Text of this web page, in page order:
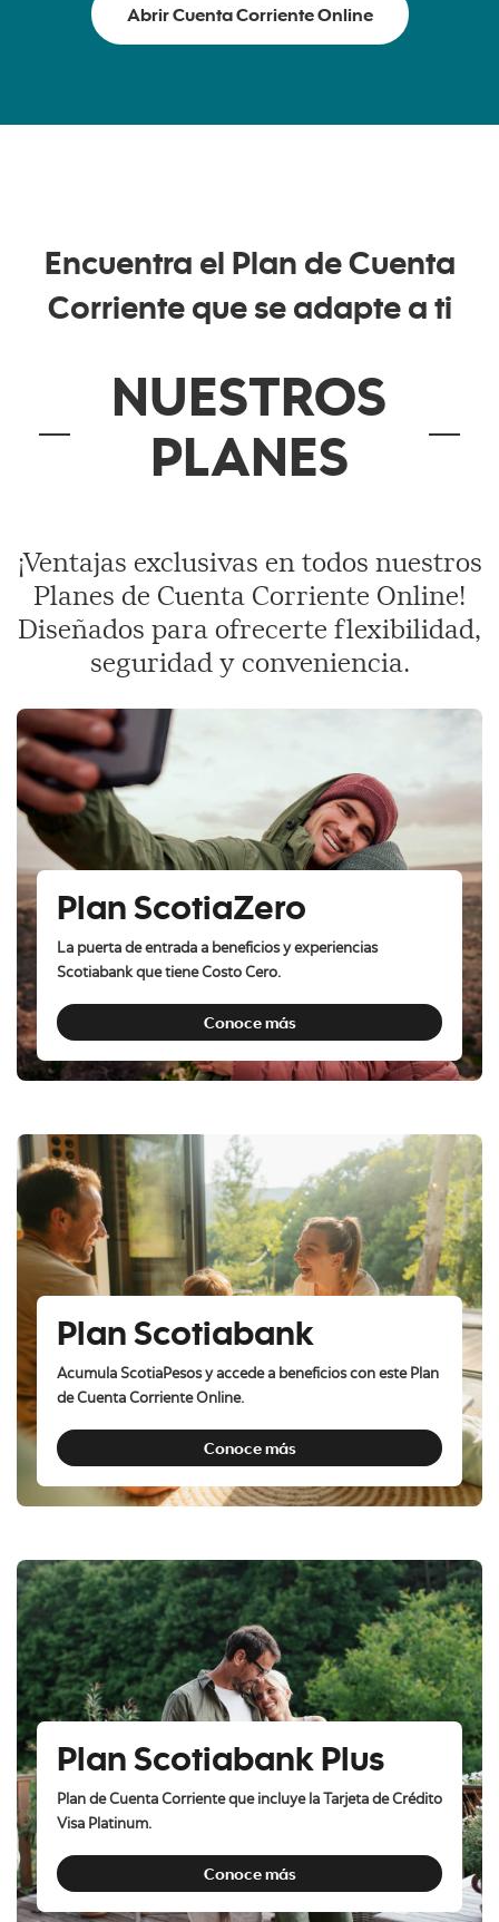
Abrir Cuenta Corriente Online
Encuentra el Plan de Cuenta
Corriente que se adapte a ti
NUESTROS
PLANES
¡Ventajas exclusivas en todos nuestros
Planes de Cuenta Corriente Online!
Diseñados para ofrecerte flexibilidad,
seguridad y conveniencia.
Plan ScotiaZero
La puerta de entrada a beneficios y experiencias
Scotiabank que tiene Costo Cero.
Conoce más
Plan Scotiabank
Acumula ScotiaPesos y accede a beneficios con este Plan
de Cuenta Corriente Online.
Conoce más
Plan Scotiabank Plus
Plan de Cuenta Corriente que incluye la Tarjeta de Crédito
Visa Platinum.
Conoce más